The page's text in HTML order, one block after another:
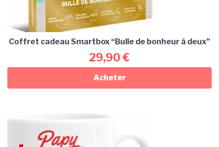
Coffret cadeau Smartbox “Bulle de bonheur à deux”
29,90€
Acheter